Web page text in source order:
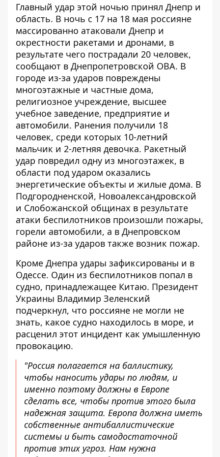
Главный удар этой ночью принял Днепр и
область. В ночь с 17 на 18 мая россияне
массированно атаковали Днепр и
окрестности ракетами и дронами, в
результате чего пострадали 20 человек,
сообщают в Днепропетровской ОВА. В
городе из-за ударов повреждены
многоэтажные и частные дома,
религиозное учреждение, высшее
учебное заведение, предприятие и
автомобили. Ранения получили 18
человек, среди которых 10-летний
мальчик и 2-летняя девочка. Ракетный
удар повредил одну из многоэтажек, в
области под ударом оказались
энергетические объекты и жилые дома. В
Подгородненской, Новоалександровской
и Слобожанской общинах в результате
атаки беспилотников произошли пожары,
горели автомобили, а в Днепровском
районе из-за ударов также возник пожар.
Кроме Днепра удары зафиксированы и в
Одессе. Один из беспилотников попал в
судно, принадлежащее Китаю. Президент
Украины Владимир Зеленский
подчеркнул, что россияне не могли не
знать, какое судно находилось в море, и
расценил этот инцидент как умышленную
провокацию.
"Россия полагается на баллистику,
чтобы наносить удары по людям, и
именно поэтому должны в Европе
сделать все, чтобы против этого была
надежная защита. Европа должна иметь
собственные антибаллистические
системы и быть самодостаточной
против этих угроз. Нам нужна